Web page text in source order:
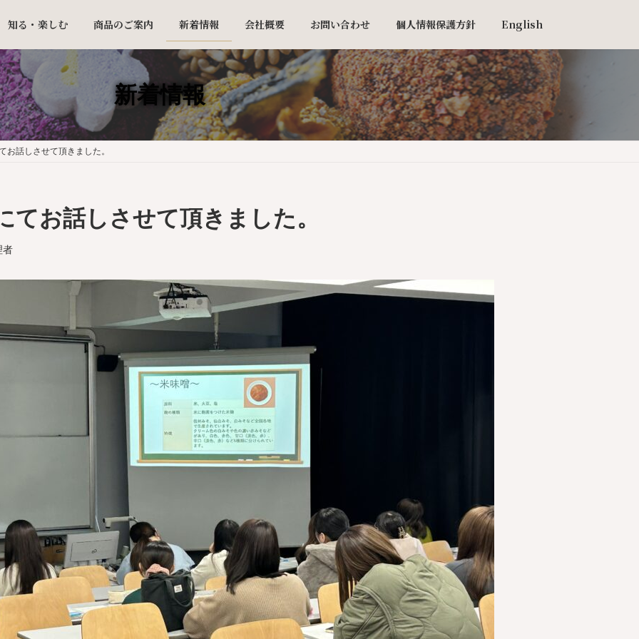
知る・楽しむ 商品のご案内 新着情報 会社概要 お問い合わせ 個人情報保護方針 English
新着情報
お話しさせて頂きました。
てお話しさせて頂きました。
者